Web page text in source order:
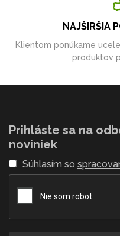
NAJŠIRŠIA
Klientom ponúkame
produktov
Prihláste sa na
noviniek
Súhlasím so